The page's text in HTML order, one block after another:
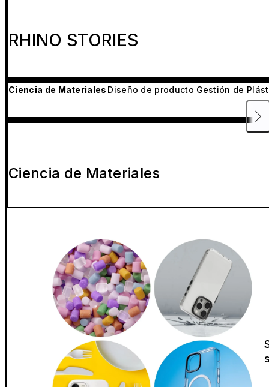
RHINO STORIES
Ciencia de Materiales Diseño de producto Gestión de
Ciencia de Materiales